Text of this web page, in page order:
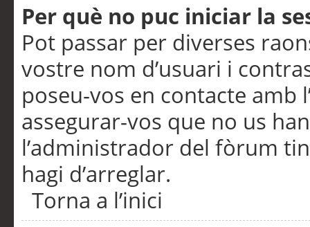
Per què no puc iniciar la
Pot passar per diverses
vostre nom d’usuari i
poseu-vos en contacte
assegurar-vos que no us
l’administrador del fòrum
hagi d’arreglar.
Torna a l’inici